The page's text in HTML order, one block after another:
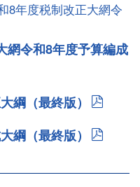
8年度税制改正大網令
網令和8年度予算編成
綱（最終版）
綱（最終版）